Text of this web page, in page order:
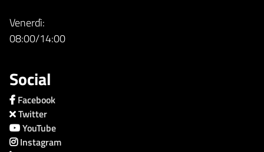
Venerdì:
08:00/14:00
Social
Facebook
Twitter
YouTube
Instagram